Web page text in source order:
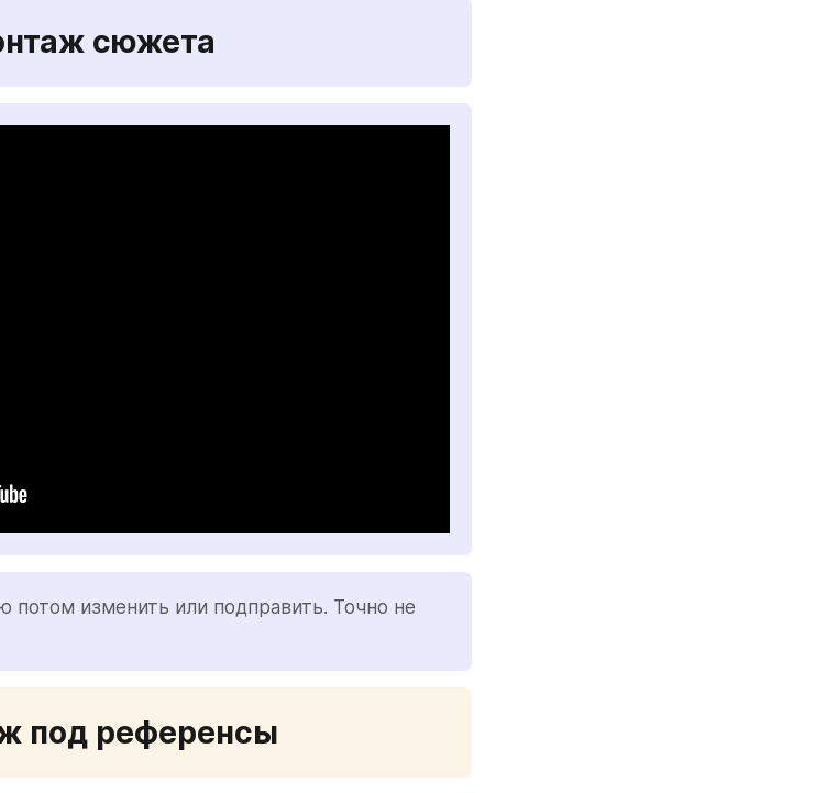
сюжета
потом изменить или подправить. Точно не
под референсы